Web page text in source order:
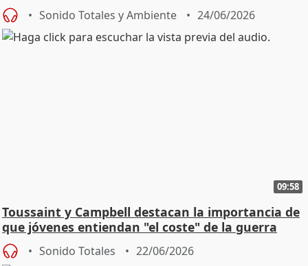
Sonido Totales y Ambiente 24/06/2026
09:58
Toussaint y Campbell destacan la importancia de
que jóvenes entiendan "el coste" de la guerra
Sonido Totales 22/06/2026